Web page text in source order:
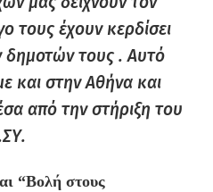
τους έχουν κερδίσει
δημοτών τους . Αυτό
και στην Αθήνα και
από την στήριξη του
“Βολή στους